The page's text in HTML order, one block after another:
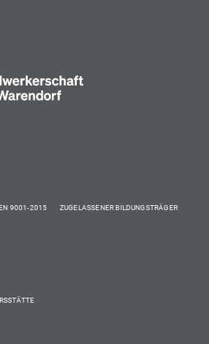
9001-2015 ZUGELASSENER BILDUNGSTRÄGER